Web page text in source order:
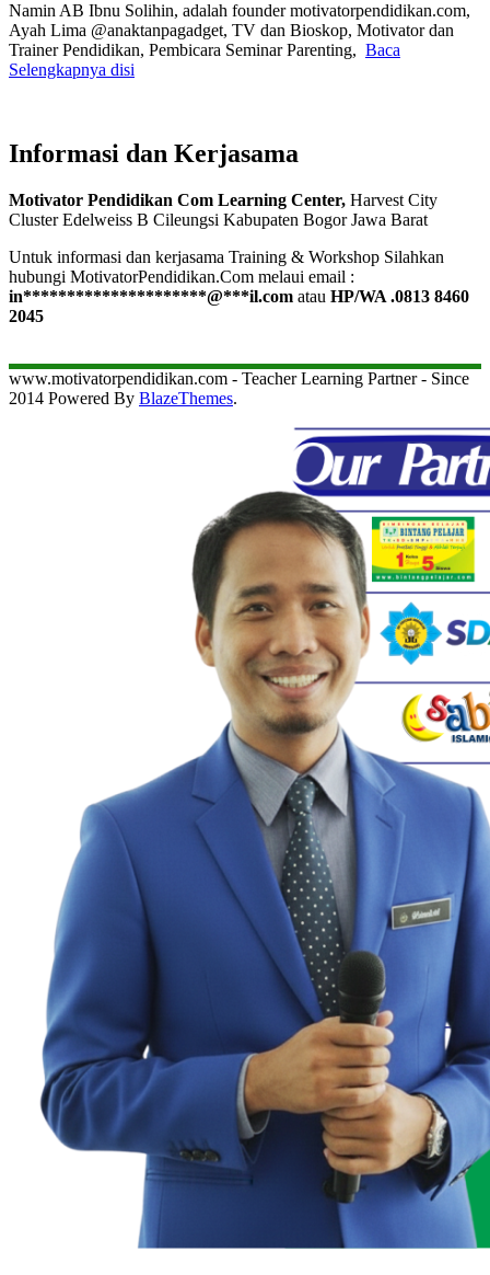
Namin AB Ibnu Solihin, adalah founder motivatorpendidikan.com,
Ayah Lima @anaktanpagadget, TV dan Bioskop, Motivator dan
Trainer Pendidikan, Pembicara Seminar Parenting, Baca
Selengkapnya disi
Informasi dan Kerjasama
Motivator Pendidikan Com Learning Center, Harvest City
Cluster Edelweiss B Cileungsi Kabupaten Bogor Jawa Barat
Untuk informasi dan kerjasama Training & Workshop Silahkan
hubungi MotivatorPendidikan.Com melaui email :
in*********************@***il.com atau HP/WA .0813 8460
2045
www.motivatorpendidikan.com - Teacher Learning Partner - Since
2014 Powered By BlazeThemes.